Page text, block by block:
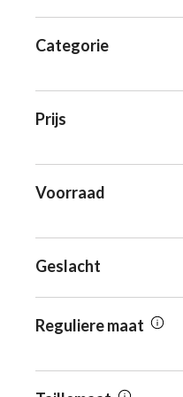
Categorie
Prijs
Voorraad
Geslacht
Reguliere maat